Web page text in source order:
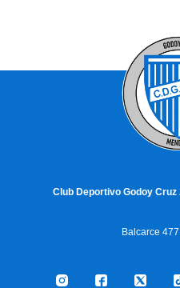
Club Deportivo Godoy Cruz
Balcarce